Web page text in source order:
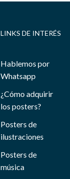
LINKS DE INTERÉS
Hablemos por
Whatsapp
¿Cómo adquirir
los posters?
Posters de
ilustraciones
Posters de
música